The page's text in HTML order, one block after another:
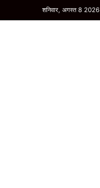
शनिवार, अगस्त 8 2026